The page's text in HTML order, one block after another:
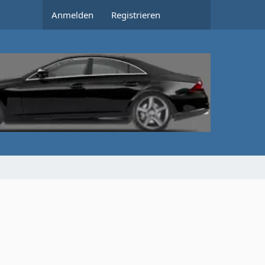
Anmelden Registrieren